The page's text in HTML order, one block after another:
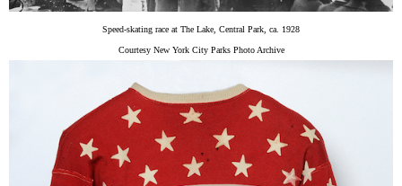
Speed-skating race at The Lake, Central Park, ca. 1928
Courtesy New York City Parks Photo Archive